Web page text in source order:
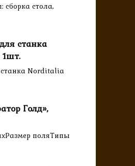
сборка стола,
станка
Norditalia
Голд»,
поляТипы